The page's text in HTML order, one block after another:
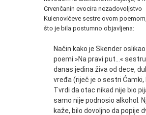
Crvenčanin evocira nezadovoljstvo
Kulenovićeve sestre ovom
što je bila postumno objavljena:
Način kako je Skender
poemi »Na pravi put…«
danas jedina živa od dece,
vređa (riječ je o sestri Ćamki,
Tvrdi da otac nikad nije bio
samo nije podnosio alkohol.
kaže, bilo dovoljno da popije